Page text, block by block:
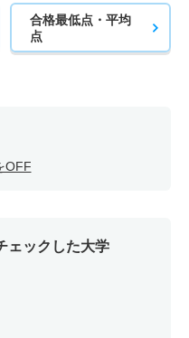
合格最低点・平均
点
OFF
ェックした大学